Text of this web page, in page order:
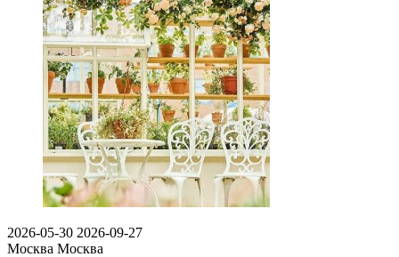
2026-05-30 2026-09-27
Москва Москва